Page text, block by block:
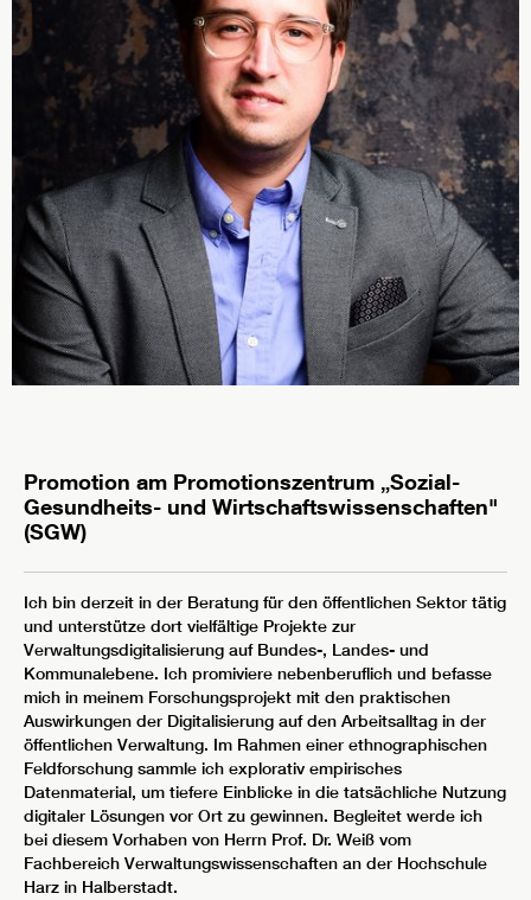
Promotion am Promotionszentrum „Sozial-
Gesundheits- und Wirtschaftswissenschaften"
(SGW)
Ich bin derzeit in der Beratung für den öffentlichen Sektor tätig
und unterstütze dort vielfältige Projekte zur
Verwaltungsdigitalisierung auf Bundes-, Landes- und
Kommunalebene. Ich promiviere nebenberuflich und befasse
mich in meinem Forschungsprojekt mit den praktischen
Auswirkungen der Digitalisierung auf den Arbeitsalltag in der
öffentlichen Verwaltung. Im Rahmen einer ethnographischen
Feldforschung sammle ich explorativ empirisches
Datenmaterial, um tiefere Einblicke in die tatsächliche Nutzung
digitaler Lösungen vor Ort zu gewinnen. Begleitet werde ich
bei diesem Vorhaben von Herrn Prof. Dr. Weiß vom
Fachbereich Verwaltungswissenschaften an der Hochschule
Harz in Halberstadt.